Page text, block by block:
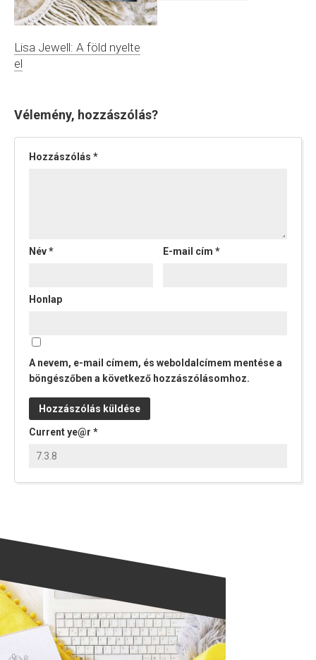
Lisa Jewell: A föld nyelte
el
Vélemény, hozzászólás?
Hozzászólás *
Név* E-mail cím*
Honlap
A nevem, e-mail címem, és weboldalcímem mentése a
böngészőben a következő hozzászólásomhoz.
Current ye@r *